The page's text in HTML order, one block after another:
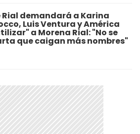
Rial demandará a Karina
Luis Ventura y América
a Morena Rial: "No se
que caigan más nombres"